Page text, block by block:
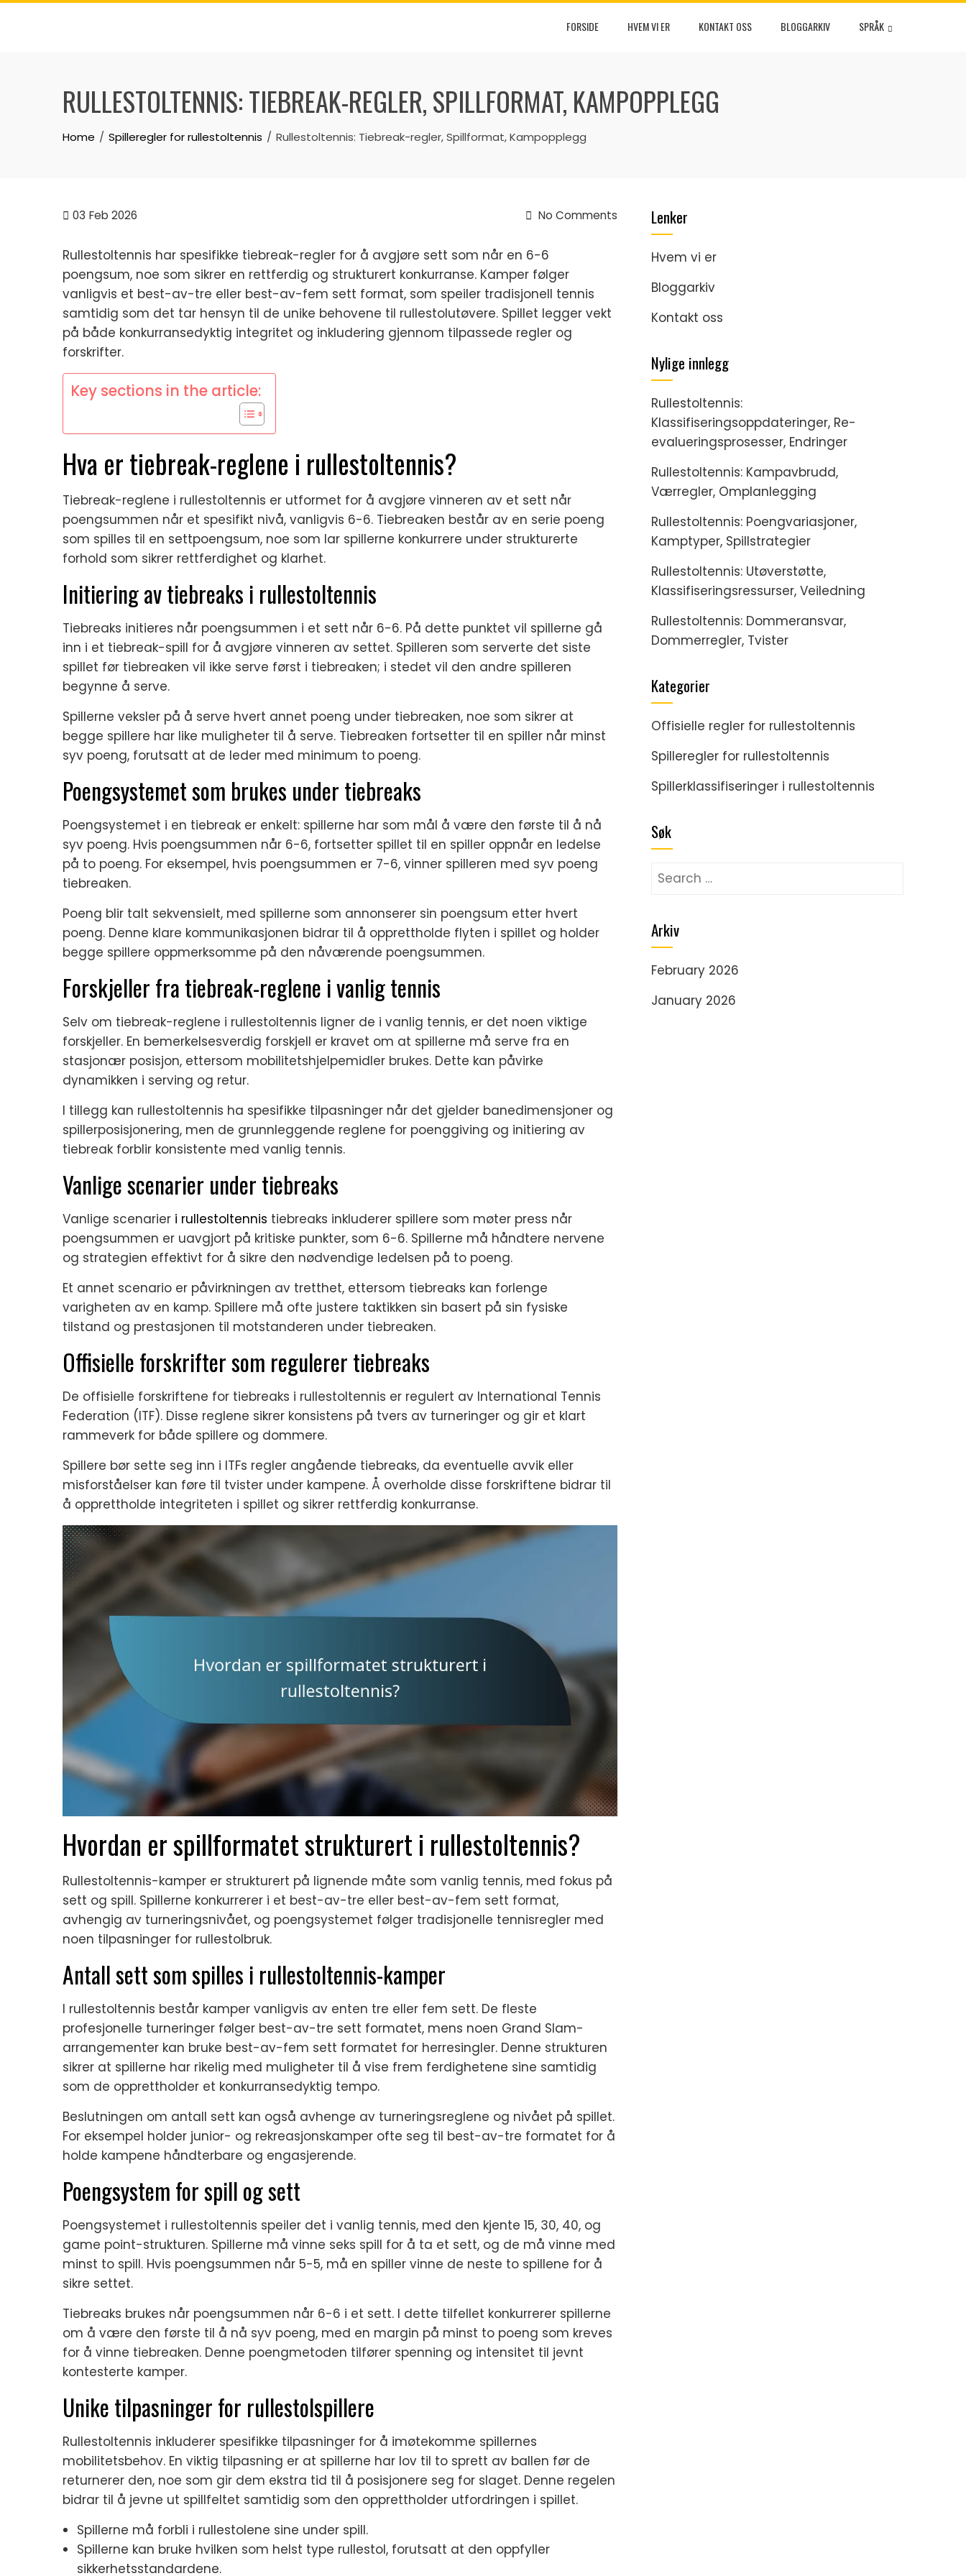
Skip
FORSIDE HVEM VI ER KONTAKT OSS BLOGGARKIV SPRÅK
RULLESTOLTENNIS: TIEBREAK-REGLER, SPILLFORMAT, KAMPOPPLEGG
Home Spilleregler for rullestoltennis Rullestoltennis: Tiebreak-regler, Spillformat, Kampopplegg
03 Feb 2026 No Comments
Rullestoltennis har spesifikke tiebreak-regler for å avgjøre sett som når en 6-6
poengsum, noe som sikrer en rettferdig og strukturert konkurranse. Kamper følger
vanligvis et best-av-tre eller best-av-fem sett format, som speiler tradisjonell tennis
samtidig som det tar hensyn til de unike behovene til rullestolutøvere. Spillet legger vekt
på både konkurransedyktig integritet og inkludering gjennom tilpassede regler og
forskrifter.
Key sections in the article:
Hva er tiebreak-reglene i rullestoltennis?
Tiebreak-reglene i rullestoltennis er utformet for å avgjøre vinneren av et sett når
poengsummen når et spesifikt nivå, vanligvis 6-6. Tiebreaken består av en serie poeng
som spilles til en settpoengsum, noe som lar spillerne konkurrere under strukturerte
forhold som sikrer rettferdighet og klarhet.
Initiering av tiebreaks i rullestoltennis
Tiebreaks initieres når poengsummen i et sett når 6-6. På dette punktet vil spillerne gå
inn i et tiebreak-spill for å avgjøre vinneren av settet. Spilleren som serverte det siste
spillet før tiebreaken vil ikke serve først i tiebreaken; i stedet vil den andre spilleren
begynne å serve.
Spillerne veksler på å serve hvert annet poeng under tiebreaken, noe som sikrer at
begge spillere har like muligheter til å serve. Tiebreaken fortsetter til en spiller når minst
syv poeng, forutsatt at de leder med minimum to poeng.
Poengsystemet som brukes under tiebreaks
Poengsystemet i en tiebreak er enkelt: spillerne har som mål å være den første til å nå
syv poeng. Hvis poengsummen når 6-6, fortsetter spillet til en spiller oppnår en ledelse
på to poeng. For eksempel, hvis poengsummen er 7-6, vinner spilleren med syv poeng
tiebreaken.
Poeng blir talt sekvensielt, med spillerne som annonserer sin poengsum etter hvert
poeng. Denne klare kommunikasjonen bidrar til å opprettholde flyten i spillet og holder
begge spillere oppmerksomme på den nåværende poengsummen.
Forskjeller fra tiebreak-reglene i vanlig tennis
Selv om tiebreak-reglene i rullestoltennis ligner de i vanlig tennis, er det noen viktige
forskjeller. En bemerkelsesverdig forskjell er kravet om at spillerne må serve fra en
stasjonær posisjon, ettersom mobilitetshjelpemidler brukes. Dette kan påvirke
dynamikken i serving og retur.
I tillegg kan rullestoltennis ha spesifikke tilpasninger når det gjelder banedimensjoner og
spillerposisjonering, men de grunnleggende reglene for poenggiving og initiering av
tiebreak forblir konsistente med vanlig tennis.
Vanlige scenarier under tiebreaks
Vanlige scenarier i rullestoltennis tiebreaks inkluderer spillere som møter press når
poengsummen er uavgjort på kritiske punkter, som 6-6. Spillerne må håndtere nervene
og strategien effektivt for å sikre den nødvendige ledelsen på to poeng.
Et annet scenario er påvirkningen av tretthet, ettersom tiebreaks kan forlenge
varigheten av en kamp. Spillere må ofte justere taktikken sin basert på sin fysiske
tilstand og prestasjonen til motstanderen under tiebreaken.
Offisielle forskrifter som regulerer tiebreaks
De offisielle forskriftene for tiebreaks i rullestoltennis er regulert av International Tennis
Federation (ITF). Disse reglene sikrer konsistens på tvers av turneringer og gir et klart
rammeverk for både spillere og dommere.
Spillere bør sette seg inn i ITFs regler angående tiebreaks, da eventuelle avvik eller
misforståelser kan føre til tvister under kampene. Å overholde disse forskriftene bidrar til
å opprettholde integriteten i spillet og sikrer rettferdig konkurranse.
Hvordan er spillformatet strukturert i rullestoltennis?
Rullestoltennis-kamper er strukturert på lignende måte som vanlig tennis, med fokus på
sett og spill. Spillerne konkurrerer i et best-av-tre eller best-av-fem sett format,
avhengig av turneringsnivået, og poengsystemet følger tradisjonelle tennisregler med
noen tilpasninger for rullestolbruk.
Antall sett som spilles i rullestoltennis-kamper
I rullestoltennis består kamper vanligvis av enten tre eller fem sett. De fleste
profesjonelle turneringer følger best-av-tre sett formatet, mens noen Grand Slam-
arrangementer kan bruke best-av-fem sett formatet for herresingler. Denne strukturen
sikrer at spillerne har rikelig med muligheter til å vise frem ferdighetene sine samtidig
som de opprettholder et konkurransedyktig tempo.
Beslutningen om antall sett kan også avhenge av turneringsreglene og nivået på spillet.
For eksempel holder junior- og rekreasjonskamper ofte seg til best-av-tre formatet for å
holde kampene håndterbare og engasjerende.
Poengsystem for spill og sett
Poengsystemet i rullestoltennis speiler det i vanlig tennis, med den kjente 15, 30, 40, og
game point-strukturen. Spillerne må vinne seks spill for å ta et sett, og de må vinne med
minst to spill. Hvis poengsummen når 5-5, må en spiller vinne de neste to spillene for å
sikre settet.
Tiebreaks brukes når poengsummen når 6-6 i et sett. I dette tilfellet konkurrerer spillerne
om å være den første til å nå syv poeng, med en margin på minst to poeng som kreves
for å vinne tiebreaken. Denne poengmetoden tilfører spenning og intensitet til jevnt
kontesterte kamper.
Unike tilpasninger for rullestolspillere
Rullestoltennis inkluderer spesifikke tilpasninger for å imøtekomme spillernes
mobilitetsbehov. En viktig tilpasning er at spillerne har lov til to sprett av ballen før de
returnerer den, noe som gir dem ekstra tid til å posisjonere seg for slaget. Denne regelen
bidrar til å jevne ut spillfeltet samtidig som den opprettholder utfordringen i spillet.
Spillerne må forbli i rullestolene sine under spill.
Spillerne kan bruke hvilken som helst type rullestol, forutsatt at den oppfyller
sikkerhetsstandardene.
Lenker
Hvem vi er
Bloggarkiv
Kontakt oss
Nylige innlegg
Rullestoltennis:
Klassifiseringsoppdateringer, Re-
evalueringsprosesser, Endringer
Rullestoltennis: Kampavbrudd,
Værregler, Omplanlegging
Rullestoltennis: Poengvariasjoner,
Kamptyper, Spillstrategier
Rullestoltennis: Utøverstøtte,
Klassifiseringsressurser, Veiledning
Rullestoltennis: Dommeransvar,
Dommerregler, Tvister
Kategorier
Offisielle regler for rullestoltennis
Spilleregler for rullestoltennis
Spillerklassifiseringer i rullestoltennis
Søk
Search
Arkiv
February 2026
January 2026